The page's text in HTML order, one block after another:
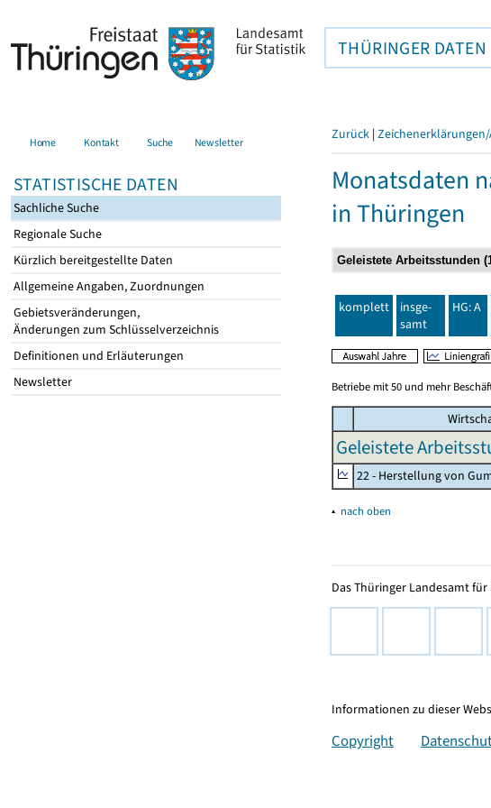
THÜRINGER DATEN
Home Kontakt Suche Newsletter
STATISTISCHE DATEN
Sachliche Suche
Regionale Suche
Kürzlich bereitgestellte Daten
Allgemeine Angaben, Zuordnungen
Gebietsveränderungen,
Änderungen zum Schlüsselverzeichnis
Definitionen und Erläuterungen
Newsletter
Zurück |
Monatsdaten
in Thüringen
komplett
insge-
samt
HG: A
Betriebe mit 50 und mehr
Geleistete
22 - Herstellung von
▴ nach oben
Das Thüringer Landesamt
Informationen zu dieser
Copyright